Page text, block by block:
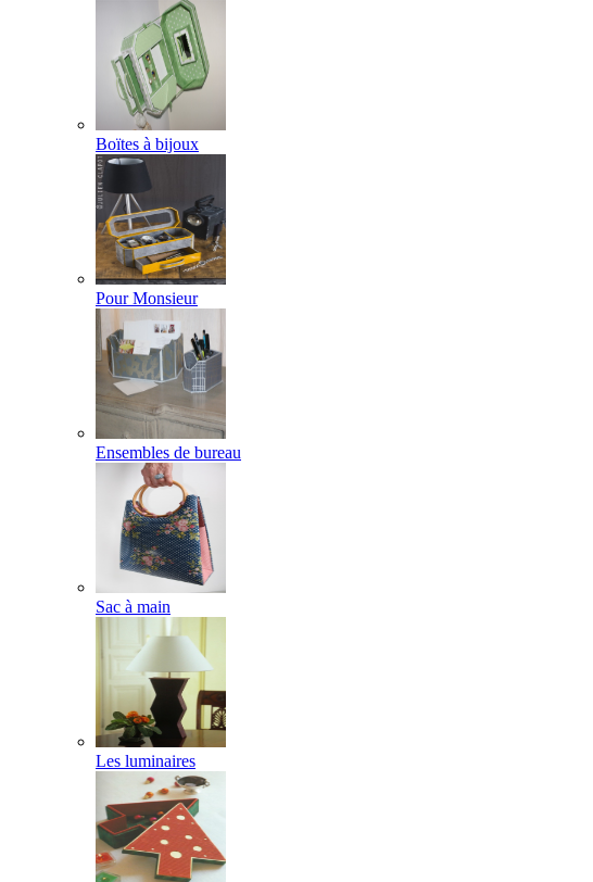
Boïtes à bijoux
Pour Monsieur
Ensembles de bureau
Sac à main
Les luminaires